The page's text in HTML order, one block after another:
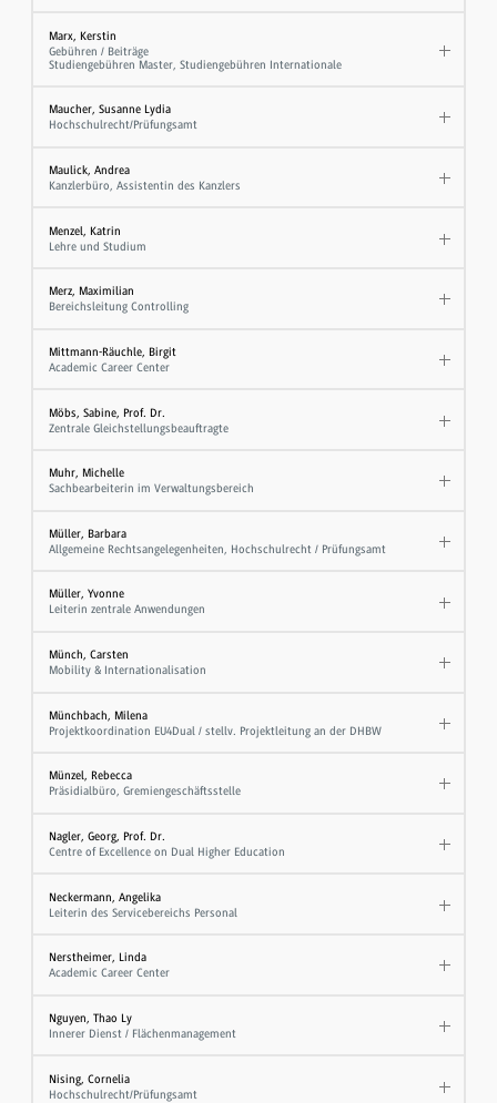
Marx, Kerstin
Gebühren / Beiträge
Studiengebühren Master, Studiengebühren Internationale
Maucher, Susanne Lydia
Hochschulrecht/Prüfungsamt
Maulick, Andrea
Kanzlerbüro, Assistentin des Kanzlers
Menzel, Katrin
Lehre und Studium
Merz, Maximilian
Bereichsleitung Controlling
Mittmann-Räuchle, Birgit
Academic Career Center
Möbs, Sabine, Prof. Dr.
Zentrale Gleichstellungsbeauftragte
Muhr, Michelle
Sachbearbeiterin im Verwaltungsbereich
Müller, Barbara
Allgemeine Rechtsangelegenheiten, Hochschulrecht / Prüfungsamt
Müller, Yvonne
Leiterin zentrale Anwendungen
Münch, Carsten
Mobility & Internationalisation
Münchbach, Milena
Projektkoordination EU4Dual / stellv. Projektleitung an der DHBW
Münzel, Rebecca
Präsidialbüro, Gremiengeschäftsstelle
Nagler, Georg, Prof. Dr.
Centre of Excellence on Dual Higher Education
Neckermann, Angelika
Leiterin des Servicebereichs Personal
Nerstheimer, Linda
Academic Career Center
Nguyen, Thao Ly
Innerer Dienst / Flächenmanagement
Nising, Cornelia
Hochschulrecht/Prüfungsamt